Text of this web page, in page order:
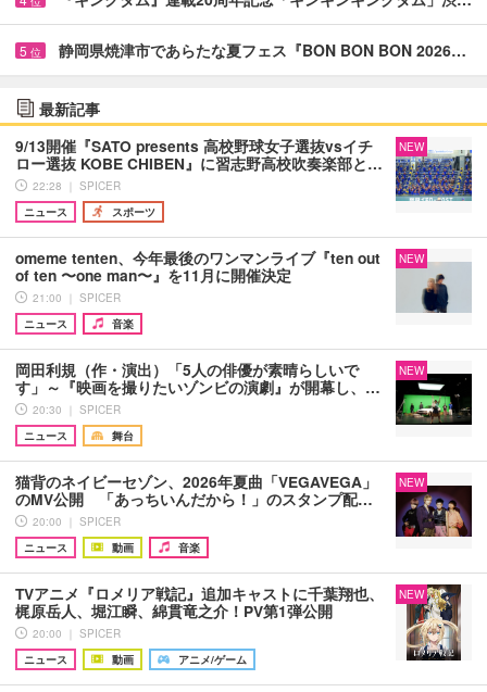
5 位 静岡県焼津市であらたな夏フェス『BON BON BON 2026…
最新記事
9/13開催『SATO presents 高校野球女子選抜vsイチ
ロー選抜 KOBE CHIBEN』に習志野高校吹奏楽部と…
22:28 ｜ SPICER
ニュース
スポーツ
NEW
omeme tenten、今年最後のワンマンライブ『ten out
of ten 〜one man〜』を11月に開催決定
21:00 ｜ SPICER
ニュース
音楽
NEW
岡田利規（作・演出）「5人の俳優が素晴らしいで
す」～『映画を撮りたいゾンビの演劇』が開幕し、…
20:30 ｜ SPICER
ニュース
舞台
NEW
猫背のネイビーセゾン、2026年夏曲「VEGAVEGA」
のMV公開 「あっちいんだから！」のスタンプ配…
20:00 ｜ SPICER
ニュース
動画 音楽
NEW
TVアニメ『ロメリア戦記』追加キャストに千葉翔也、
梶原岳人、堀江瞬、綿貫竜之介！PV第1弾公開
20:00 ｜ SPICER
ニュース
動画 アニメ/ゲーム
NEW